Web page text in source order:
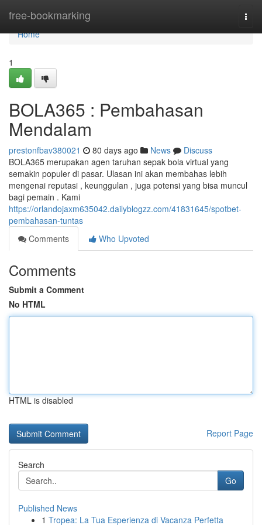
free-bookmarking
Home
Home
1
BOLA365 : Pembahasan
Mendalam
prestonfbav380021 80 days ago News
Discuss
BOLA365 merupakan agen taruhan sepak bola virtual yang
semakin populer di pasar. Ulasan ini akan membahas lebih
mengenai reputasi , keunggulan , juga potensi yang bisa muncul
bagi pemain . Kami
https://orlandojaxm635042.dailyblogzz.com/41831645/spotbet-
pembahasan-tuntas
Comments
Who Upvoted
Comments
Submit a Comment
No HTML
HTML is disabled
Report Page
Search
Go
Published News
1 Tropea: La Tua Esperienza di Vacanza Perfetta